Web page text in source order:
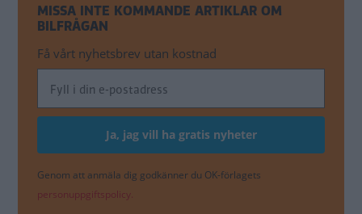
MISSA INTE KOMMANDE ARTIKLAR OM
BILFRÅGAN
Få vårt nyhetsbrev utan kostnad
Genom att anmäla dig godkänner du OK-förlagets
personuppgiftspolicy.